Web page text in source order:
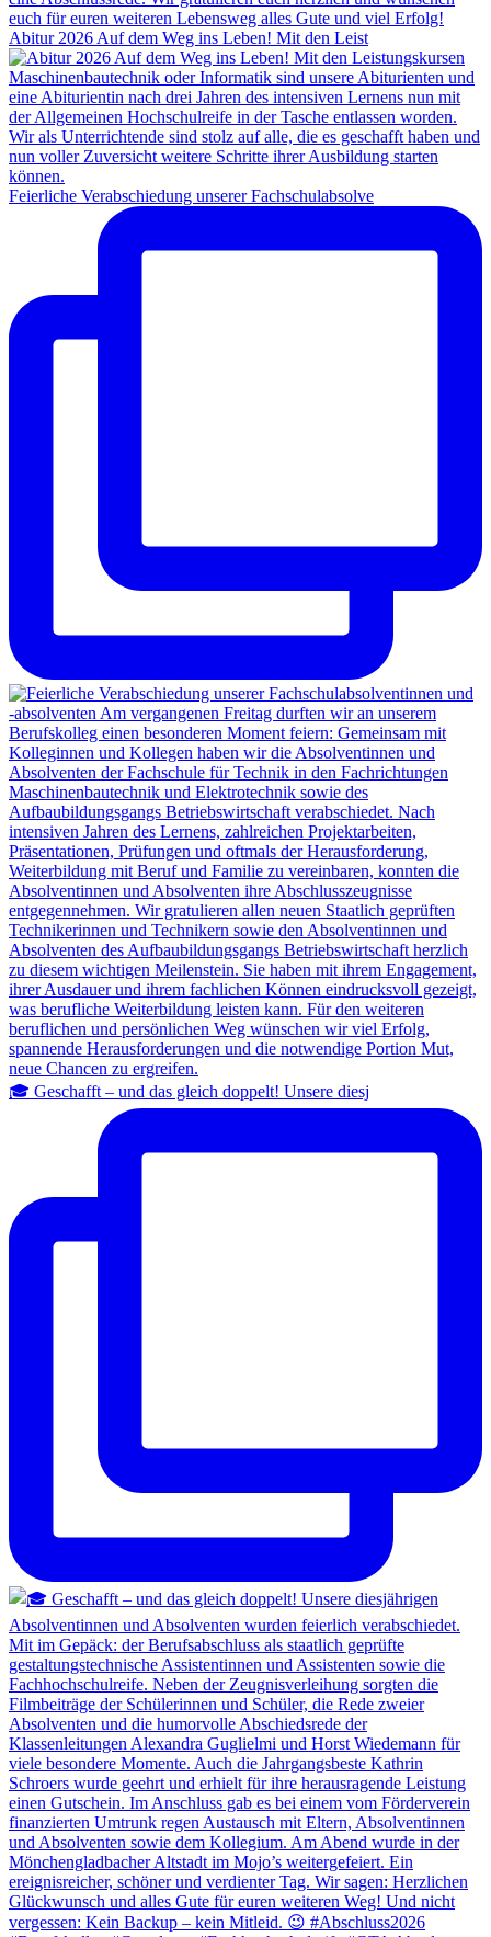
Abitur 2026 Auf dem Weg ins Leben! Mit den Leist
Feierliche Verabschiedung unserer Fachschulabsolve
🎓 Geschafft – und das gleich doppelt! Unsere diesj